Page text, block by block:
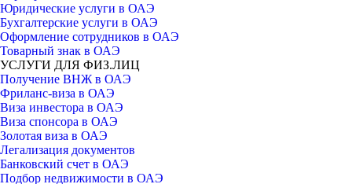
Юридические услуги в ОАЭ
Бухгалтерские услуги в ОАЭ
Оформление сотрудников в ОАЭ
Товарный знак в ОАЭ
УСЛУГИ ДЛЯ ФИЗ.ЛИЦ
Получение ВНЖ в ОАЭ
Фриланс-виза в ОАЭ
Виза инвестора в ОАЭ
Виза спонсора в ОАЭ
Золотая виза в ОАЭ
Легализация документов
Банковский счет в ОАЭ
Подбор недвижимости в ОАЭ